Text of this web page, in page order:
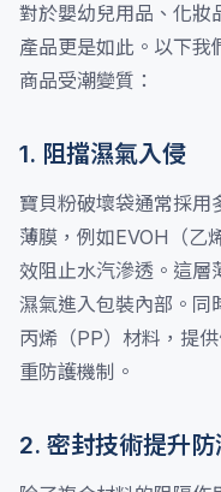
對於嬰幼兒用品、化妝
產品更是如此。以下我
商品受潮變質：
1. 阻擋濕氣入侵
寶貝粉破壞袋通常採用
薄膜，例如EVOH（乙
效阻止水汽滲透。這層
濕氣進入包裝內部。同
丙烯（PP）材料，提
重防護機制。
2. 密封技術提升防